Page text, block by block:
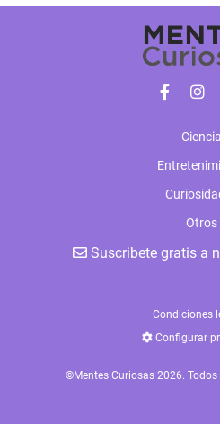
Ciencia
Otros
Suscribete gratis a
Condiciones
Configurar
©Mentes Curiosas 2026.